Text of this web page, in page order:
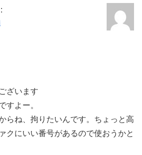
ざいます
すよー。
らね、拘りたいんです。ちょっと高
クにいい番号があるので使おうかと